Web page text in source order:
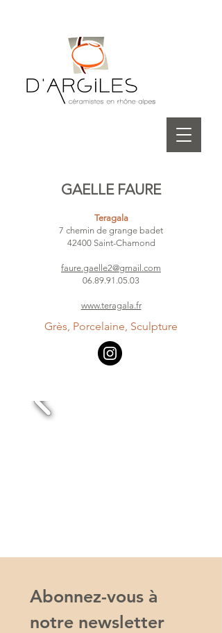
GAELLE FAURE
Teragala
7 chemin de grange badet
42400 Saint-Chamond
faure.gaelle2@gmail.com
06.89.91.05.03
www.teragala.fr
Grès, Porcelaine, Sculpture
Abonnez-vous à
notre newsletter